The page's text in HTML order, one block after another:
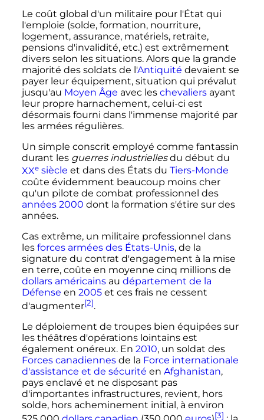
Le coût global d'un militaire pour l'État qui
l'emploie (solde, formation, nourriture,
logement, assurance, matériels, retraite,
pensions d'invalidité, etc.) est extrêmement
divers selon les situations. Alors que la grande
majorité des soldats de l'Antiquité devaient se
payer leur équipement, situation qui prévalut
jusqu'au Moyen Âge avec les chevaliersayant
leur propre harnachement, celui-ci est
désormais fourni dans l'immense majorité par
les armées régulières.
Un simple conscrit employé comme fantassin
durant les guerres industriellesdu début du
XXesiècle et dans des États du Tiers-Monde
coûte évidemment beaucoup moins cher
qu'un pilote de combat professionnel des
années 2000 dont la formation s'étire sur des
années.
Cas extrême, un militaire professionnel dans
les forces armées des États-Unis, de la
signature du contrat d'engagement à la mise
en terre, coûte en moyenne cinq millions de
dollars américainsau département de la
Défense en 2005et ces frais ne cessent
d'augmenter[2].
Le déploiement de troupes bien équipées sur
les théâtres d'opérations lointains est
également onéreux. En 2010, un soldat des
Forces canadiennesde la Force internationale
d'assistance et de sécurité en Afghanistan,
pays enclavé et ne disposant pas
d'importantes infrastructures, revient, hors
solde, hors acheminement initial, à environ
[3]